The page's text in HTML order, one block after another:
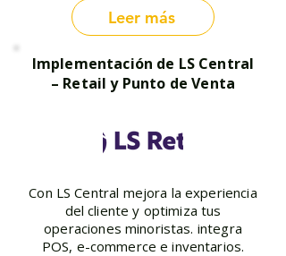
Leer más
Implementación de LS Central
– Retail y Punto de Venta
Con LS Central mejora la experiencia
del cliente y optimiza tus
operaciones minoristas. integra
POS, e-commerce e inventarios.